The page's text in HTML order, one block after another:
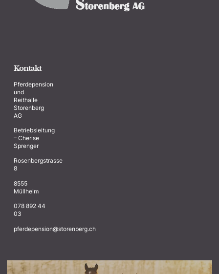
Kontakt
Pferdepension
und
Reithalle
Storenberg
AG
Betriebsleitung
– Cherise
Sprenger
Rosenbergstrasse
8
8555
Müllheim
078 892 44
03
hc.grebnerots
@noisnepedrefp